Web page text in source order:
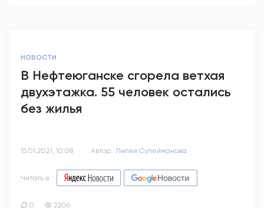
НОВОСТИ
В Нефтеюганске сгорела ветхая
двухэтажка. 55 человек остались
без жилья
15.01.2021, 10:08 Автор: Лилия Сулейманова
Читать в
0 2206